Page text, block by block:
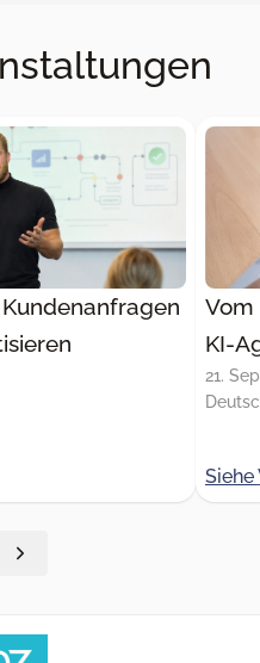
Vom
KI-
21.